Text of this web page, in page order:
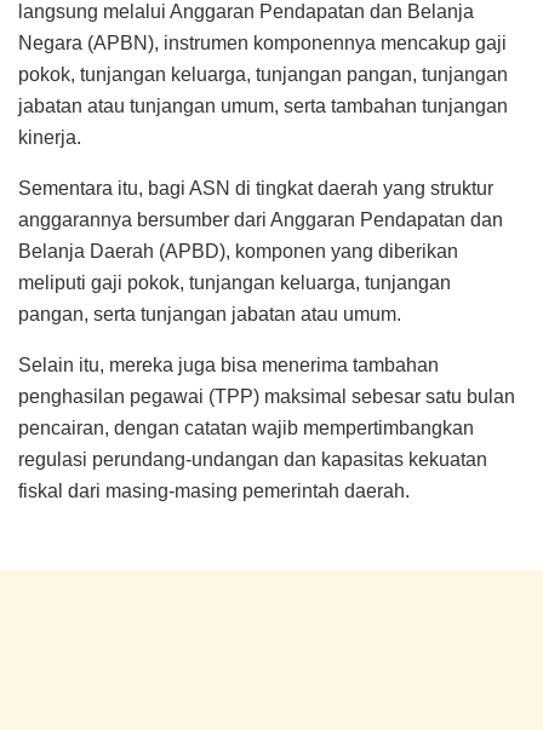
langsung melalui Anggaran Pendapatan dan Belanja
Negara (APBN), instrumen komponennya mencakup gaji
pokok, tunjangan keluarga, tunjangan pangan, tunjangan
jabatan atau tunjangan umum, serta tambahan tunjangan
kinerja.
Sementara itu, bagi ASN di tingkat daerah yang struktur
anggarannya bersumber dari Anggaran Pendapatan dan
Belanja Daerah (APBD), komponen yang diberikan
meliputi gaji pokok, tunjangan keluarga, tunjangan
pangan, serta tunjangan jabatan atau umum.
Selain itu, mereka juga bisa menerima tambahan
penghasilan pegawai (TPP) maksimal sebesar satu bulan
pencairan, dengan catatan wajib mempertimbangkan
regulasi perundang-undangan dan kapasitas kekuatan
fiskal dari masing-masing pemerintah daerah.